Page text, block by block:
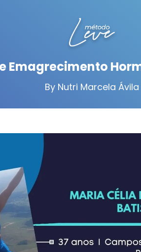
Emagrecimento
By Nutri Marcela Ávila